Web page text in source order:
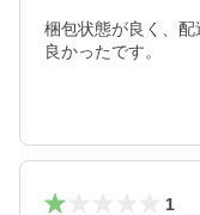
梱包状態が良く、
良かったです。
1